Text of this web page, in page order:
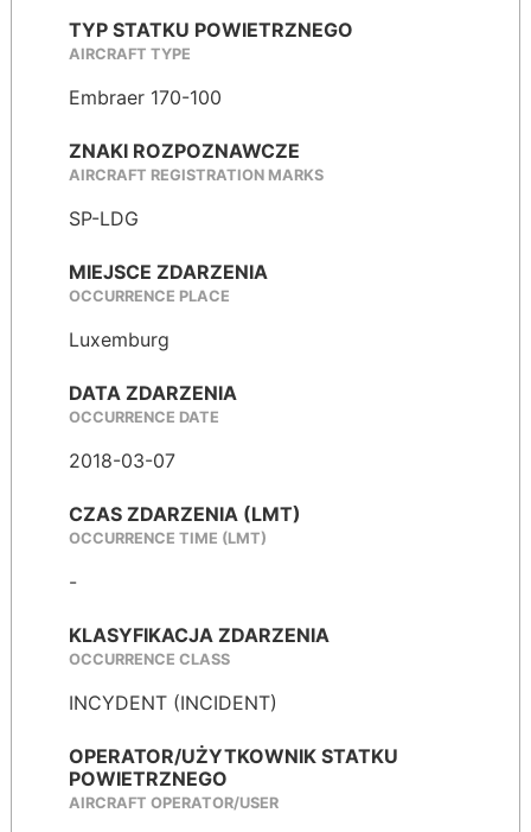
TYP STATKU POWIETRZNEGO
AIRCRAFT TYPE
Embraer 170-100
ZNAKI ROZPOZNAWCZE
AIRCRAFT REGISTRATION MARKS
SP-LDG
MIEJSCE ZDARZENIA
OCCURRENCE PLACE
Luxemburg
DATA ZDARZENIA
OCCURRENCE DATE
2018-03-07
CZAS ZDARZENIA (LMT)
OCCURRENCE TIME (LMT)
-
KLASYFIKACJA ZDARZENIA
OCCURRENCE CLASS
INCYDENT (INCIDENT)
OPERATOR/UŻYTKOWNIK STATKU
POWIETRZNEGO
AIRCRAFT OPERATOR/USER